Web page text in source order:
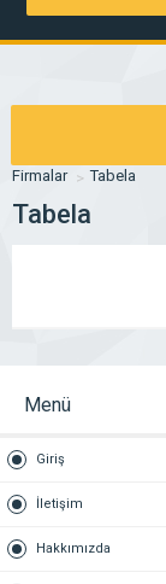
Firmalar Tabela
Tabela
Menü
Giriş
İletişim
Hakkımızda